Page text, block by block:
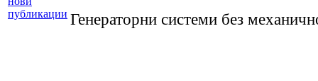
Генераторни системи без